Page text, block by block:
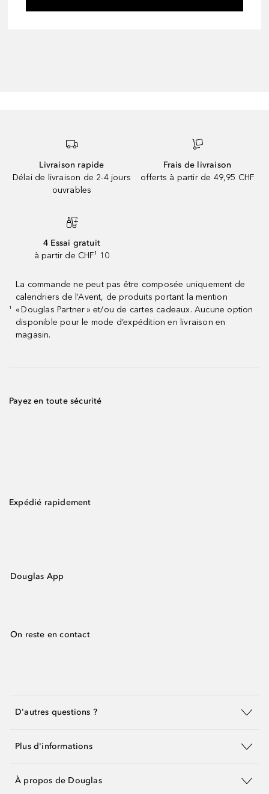
Livraison rapide
Délai de livraison de 2-4 jours
ouvrables
Frais de livraison
offerts à partir de 49,95 CHF
4 Essai gratuit
à partir de CHF¹ 10
¹
La commande ne peut pas être composée uniquement de
calendriers de l’Avent, de produits portant la mention
« Douglas Partner » et/ou de cartes cadeaux. Aucune option
disponible pour le mode d’expédition en livraison en
magasin.
Payez en toute sécurité
Expédié rapidement
Douglas App
On reste en contact
D'autres questions ?
Plus d'informations
À propos de Douglas